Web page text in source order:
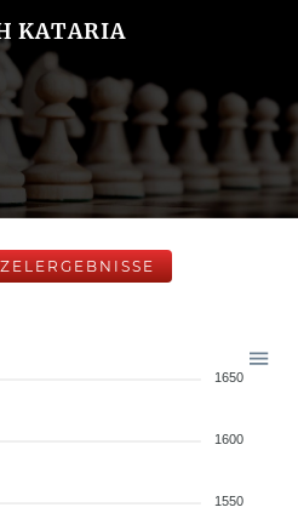
KATARIA
1650
1600
1550